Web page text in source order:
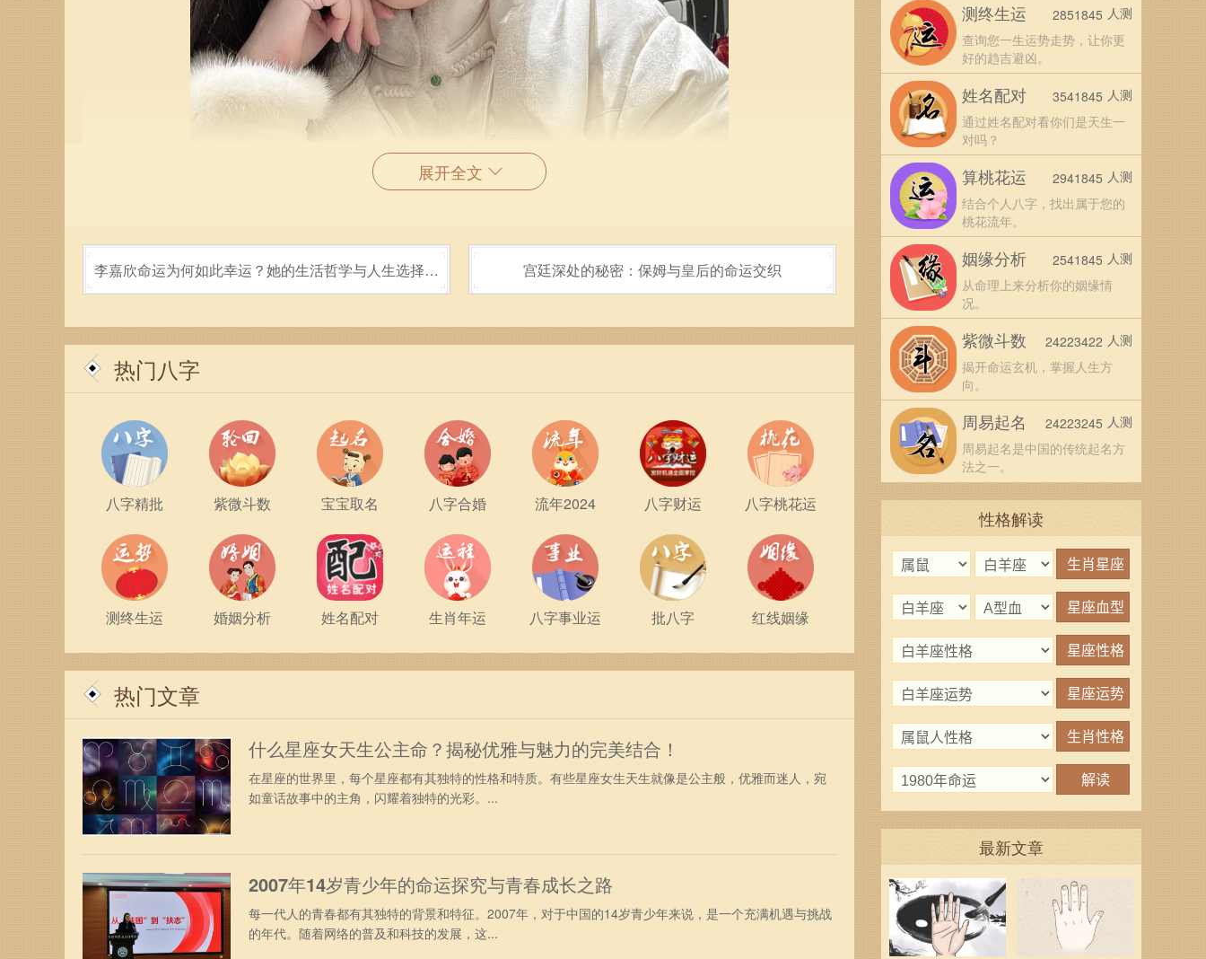
希望他们更加主动，与伴侣之间的沟通能够更为顺畅。金蛇可以通过参与社交活动或者兴趣小组，增加与异性的接触机
会，从而提升自己的魅力。同时，保持真诚与坦率的态度，会为金蛇带来更好的桃花运。
与果断之间的平衡。同时，扩展人际关系、提升沟通技巧能为他们的生活注入更多正能量。在感情生活中，勇于表达自
己的心声，了解并关心伴侣的需求，能够促进良好的关系发展。未来的道路虽然充满挑战，但只要金蛇能够坚持自己的
信念，不断学习与成长，就一定能够迎接属于他们的辉煌时刻。
中都能抽取出相应的智慧。每一个生肖都有值得我们学习的地方，金蛇的灵动与坚韧，更是值得每个人在追求梦想的道
路上借鉴的榜样。
展开全文
李嘉欣命运为何如此幸运？她的生活哲学与人生选择揭 宫廷深处的秘密：保姆与皇后的命运交织
热门八字
八字精批 紫微斗数 宝宝取名 八字合婚 流年2024 八字财运 八字桃花运
测终生运 婚姻分析 姓名配对 生肖年运 八字事业运 批八字 红线姻缘
热门文章
什么星座女天生公主命？揭秘优雅与魅力的完美结合！
在星座的世界里，每个星座都有其独特的性格和特质。有些星座女生天生就像是公主般，优雅而迷人，宛
如童话故事中的主角，闪耀着独特的光彩。...
2007年14岁青少年的命运探究与青春成长之路
每一代人的青春都有其独特的背景和特征。2007年，对于中国的14岁青少年来说，是一个充满机遇与挑战
的年代。随着网络的普及和科技的发展，这...
测终生运
查询您一生运势走势，让你更
好的趋吉避凶。
2851845 人测
姓名配对
通过姓名配对看你们是天生一
对吗？
3541845 人测
算桃花运
结合个人八字，找出属于您的
桃花流年。
2941845 人测
姻缘分析
从命理上来分析你的姻缘情
况。
2541845 人测
紫微斗数
揭开命运玄机，掌握人生方
向。
24223422 人测
周易起名
周易起名是中国的传统起名方
法之一。
24223245 人测
性格解读
最新文章